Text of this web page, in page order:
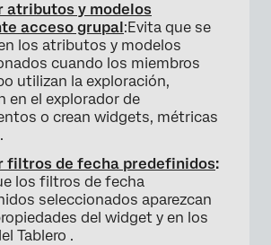
atributos y modelos
acceso grupal:Evita que se
los atributos y modelos
cuando los miembros
utilizan la exploración,
en el explorador de
o crean widgets, métricas
filtros de fecha predefinidos:
los filtros de fecha
seleccionados aparezcan
del widget y en los
Tablero .